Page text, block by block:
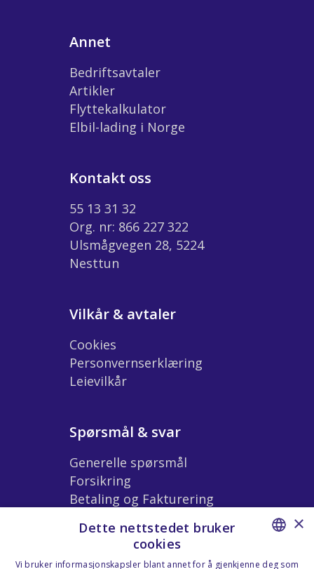
Annet
Bedriftsavtaler
Artikler
Flyttekalkulator
Elbil-lading i Norge
Kontakt oss
55 13 31 32
Org. nr: 866 227 322
Ulsmågvegen 28, 5224
Nesttun
Vilkår & avtaler
Cookies
Personvernserklæring
Leievilkår
Spørsmål & svar
Generelle spørsmål
Forsikring
Betaling og Fakturering
Leiebetingelser
NORWEGIAN
×
Dette nettstedet bruker
cookies
Vi bruker informasjonskapsler blant annet for å gjenkjenne deg som